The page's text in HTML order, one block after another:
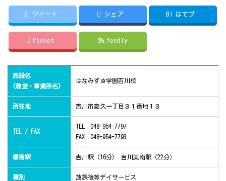
ツイート シェア B! はてブ
Pocket feedly
施設名
(教室・事業所名)
はなみずき学園吉川校
所在地 吉川市高久一丁目３１番地１３
TEL / FAX
TEL: 048-954-7797
FAX: 048-954-7793
最寄駅 吉川駅（16分） 吉川美南駅（22分）
種別 放課後等デイサービス